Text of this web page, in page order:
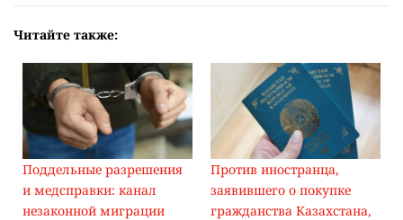
Читайте также:
Поддельные разрешения
и медсправки: канал
незаконной миграции
Против иностранца,
заявившего о покупке
гражданства Казахстана,